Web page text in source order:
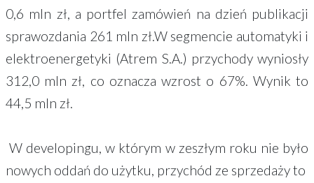
0,6 mln zł, a portfel zamówień na dzień publikacji
sprawozdania 261 mln zł.W segmencie automatyki i
elektroenergetyki (Atrem S.A.) przychody wyniosły
312,0 mln zł, co oznacza wzrost o 67%. Wynik to
44,5 mln zł.
W developingu, w którym w zeszłym roku nie było
nowych oddań do użytku, przychód ze sprzedaży to